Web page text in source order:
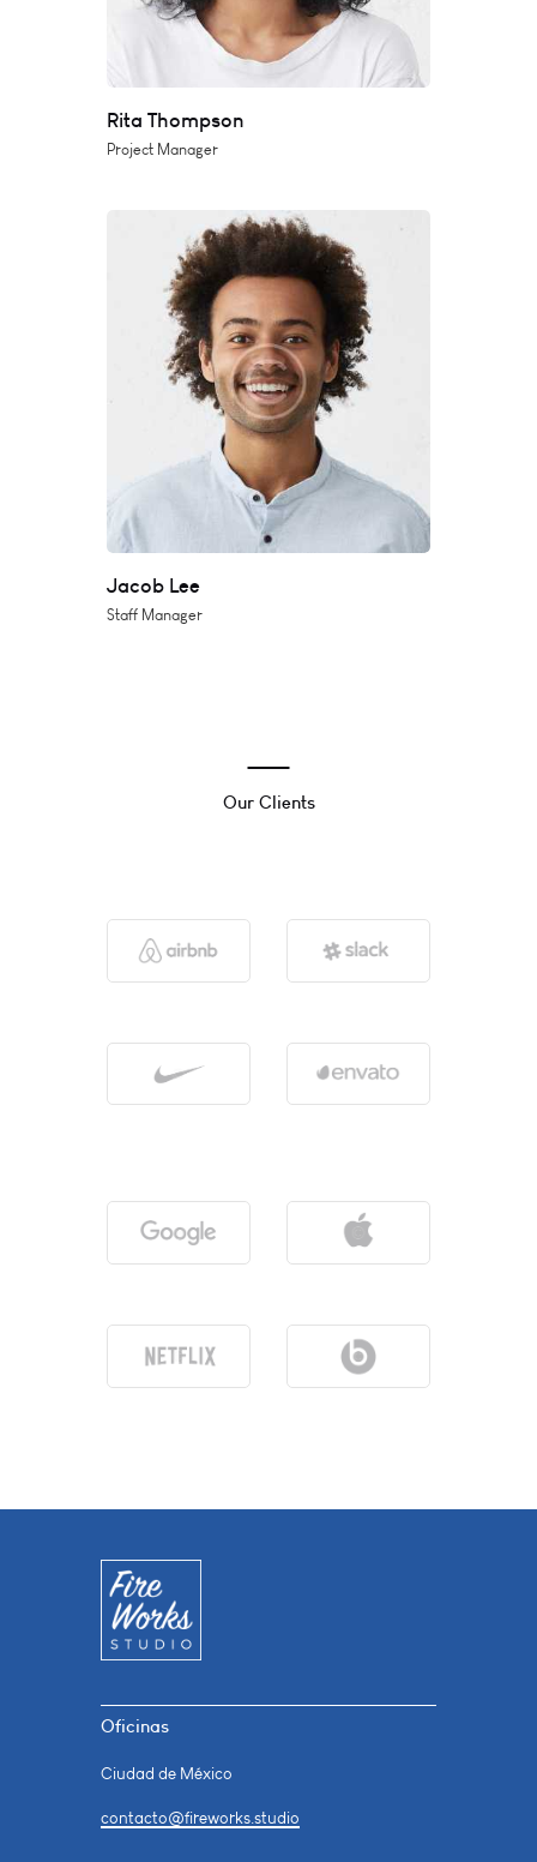
Rita Thompson
Project Manager
Jacob Lee
Staff Manager
Our Clients
Oficinas
Ciudad de México
contacto@fireworks.studio